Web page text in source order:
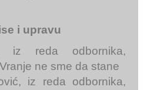
i upravu
iz reda odbornika,
ne sme da stane
iz reda odbornika,